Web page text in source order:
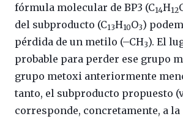
fórmula molecular de BP3 (C14H12
del subproducto (C13H10O3)
pérdida de un metilo (–CH3). El
probable para perder ese grupo
grupo metoxi anteriormente
tanto, el subproducto propuesto
corresponde, concretamente, a la